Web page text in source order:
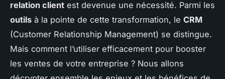
relation client est devenue une nécessité. Parmi les
outils à la pointe de cette transformation, le CRM
(Customer Relationship Management) se distingue.
Mais comment l’utiliser efficacement pour booster
les ventes de votre entreprise ? Nous allons